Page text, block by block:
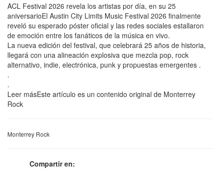
ACL Festival 2026 revela los artistas por día, en su 25
aniversarioEl Austin City Limits Music Festival 2026 finalmente
reveló su esperado póster oficial y las redes sociales estallaron
de emoción entre los fanáticos de la música en vivo.
La nueva edición del festival, que celebrará 25 años de historia,
llegará con una alineación explosiva que mezcla pop, rock
alternativo, indie, electrónica, punk y propuestas emergentes .
.
.
Leer másEste artículo es un contenido original de Monterrey
Rock
Monterrey Rock
Compartir en: